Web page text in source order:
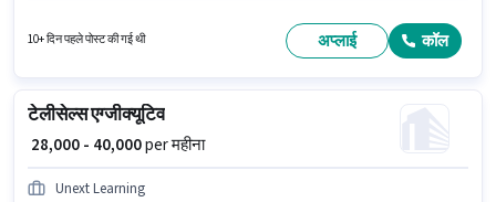
टेलीमार्केटिंग श्रेणी में टेली कॉलिंग एग्जीक्यूटिव पद के लिए सक्रिय रूप से हायर कर रहा है।
10+ दिन पहले पोस्ट की गई थी अप्लाई कॉल
टेलीसेल्स एग्जीक्यूटिव
₹ 28,000 - 40,000per महीना
Unext Learning